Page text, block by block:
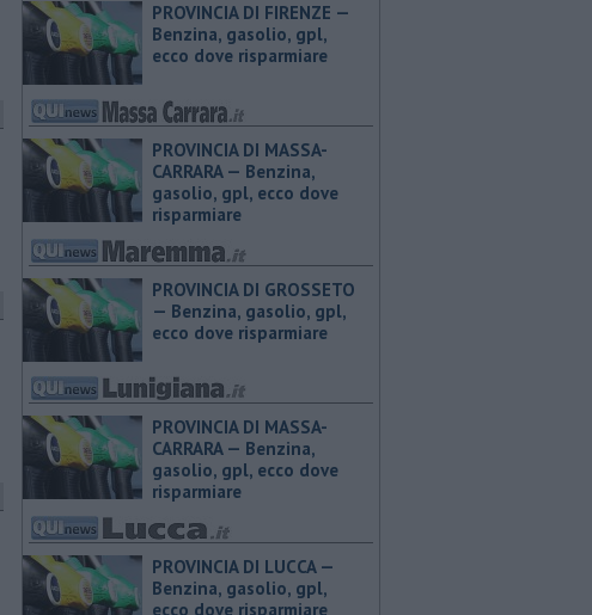
PROVINCIA DI FIRENZE — ​
Benzina, gasolio, gpl,
ecco dove risparmiare
PROVINCIA DI MASSA-
CARRARA — ​Benzina,
gasolio, gpl, ecco dove
risparmiare
PROVINCIA DI GROSSETO
— ​Benzina, gasolio, gpl,
ecco dove risparmiare
PROVINCIA DI MASSA-
CARRARA — ​Benzina,
gasolio, gpl, ecco dove
risparmiare
PROVINCIA DI LUCCA — ​
Benzina, gasolio, gpl,
ecco dove risparmiare